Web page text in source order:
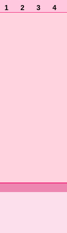
1 2 3 4